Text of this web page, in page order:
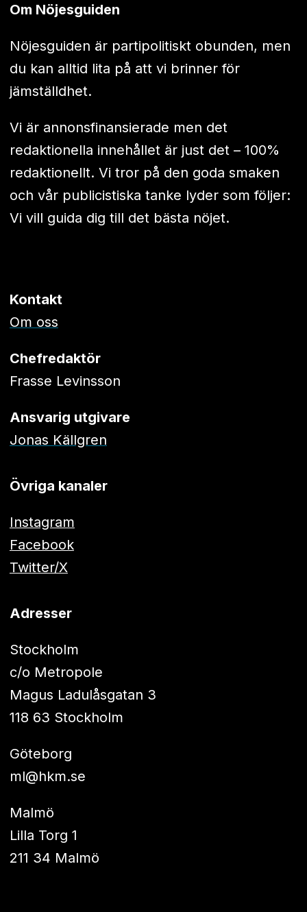
Om Nöjesguiden
Nöjesguiden är partipolitiskt obunden, men
du kan alltid lita på att vi brinner för
jämställdhet.
Vi är annonsfinansierade men det
redaktionella innehållet är just det – 100%
redaktionellt. Vi tror på den goda smaken
och vår publicistiska tanke lyder som följer:
Vi vill guida dig till det bästa nöjet.
Kontakt
Om oss
Chefredaktör
Frasse Levinsson
Ansvarig utgivare
Jonas Källgren
Övriga kanaler
Instagram
Facebook
Twitter/X
Adresser
Stockholm
c/o Metropole
Magus Ladulåsgatan 3
118 63 Stockholm
Göteborg
ml@hkm.se
Malmö
Lilla Torg 1
211 34 Malmö